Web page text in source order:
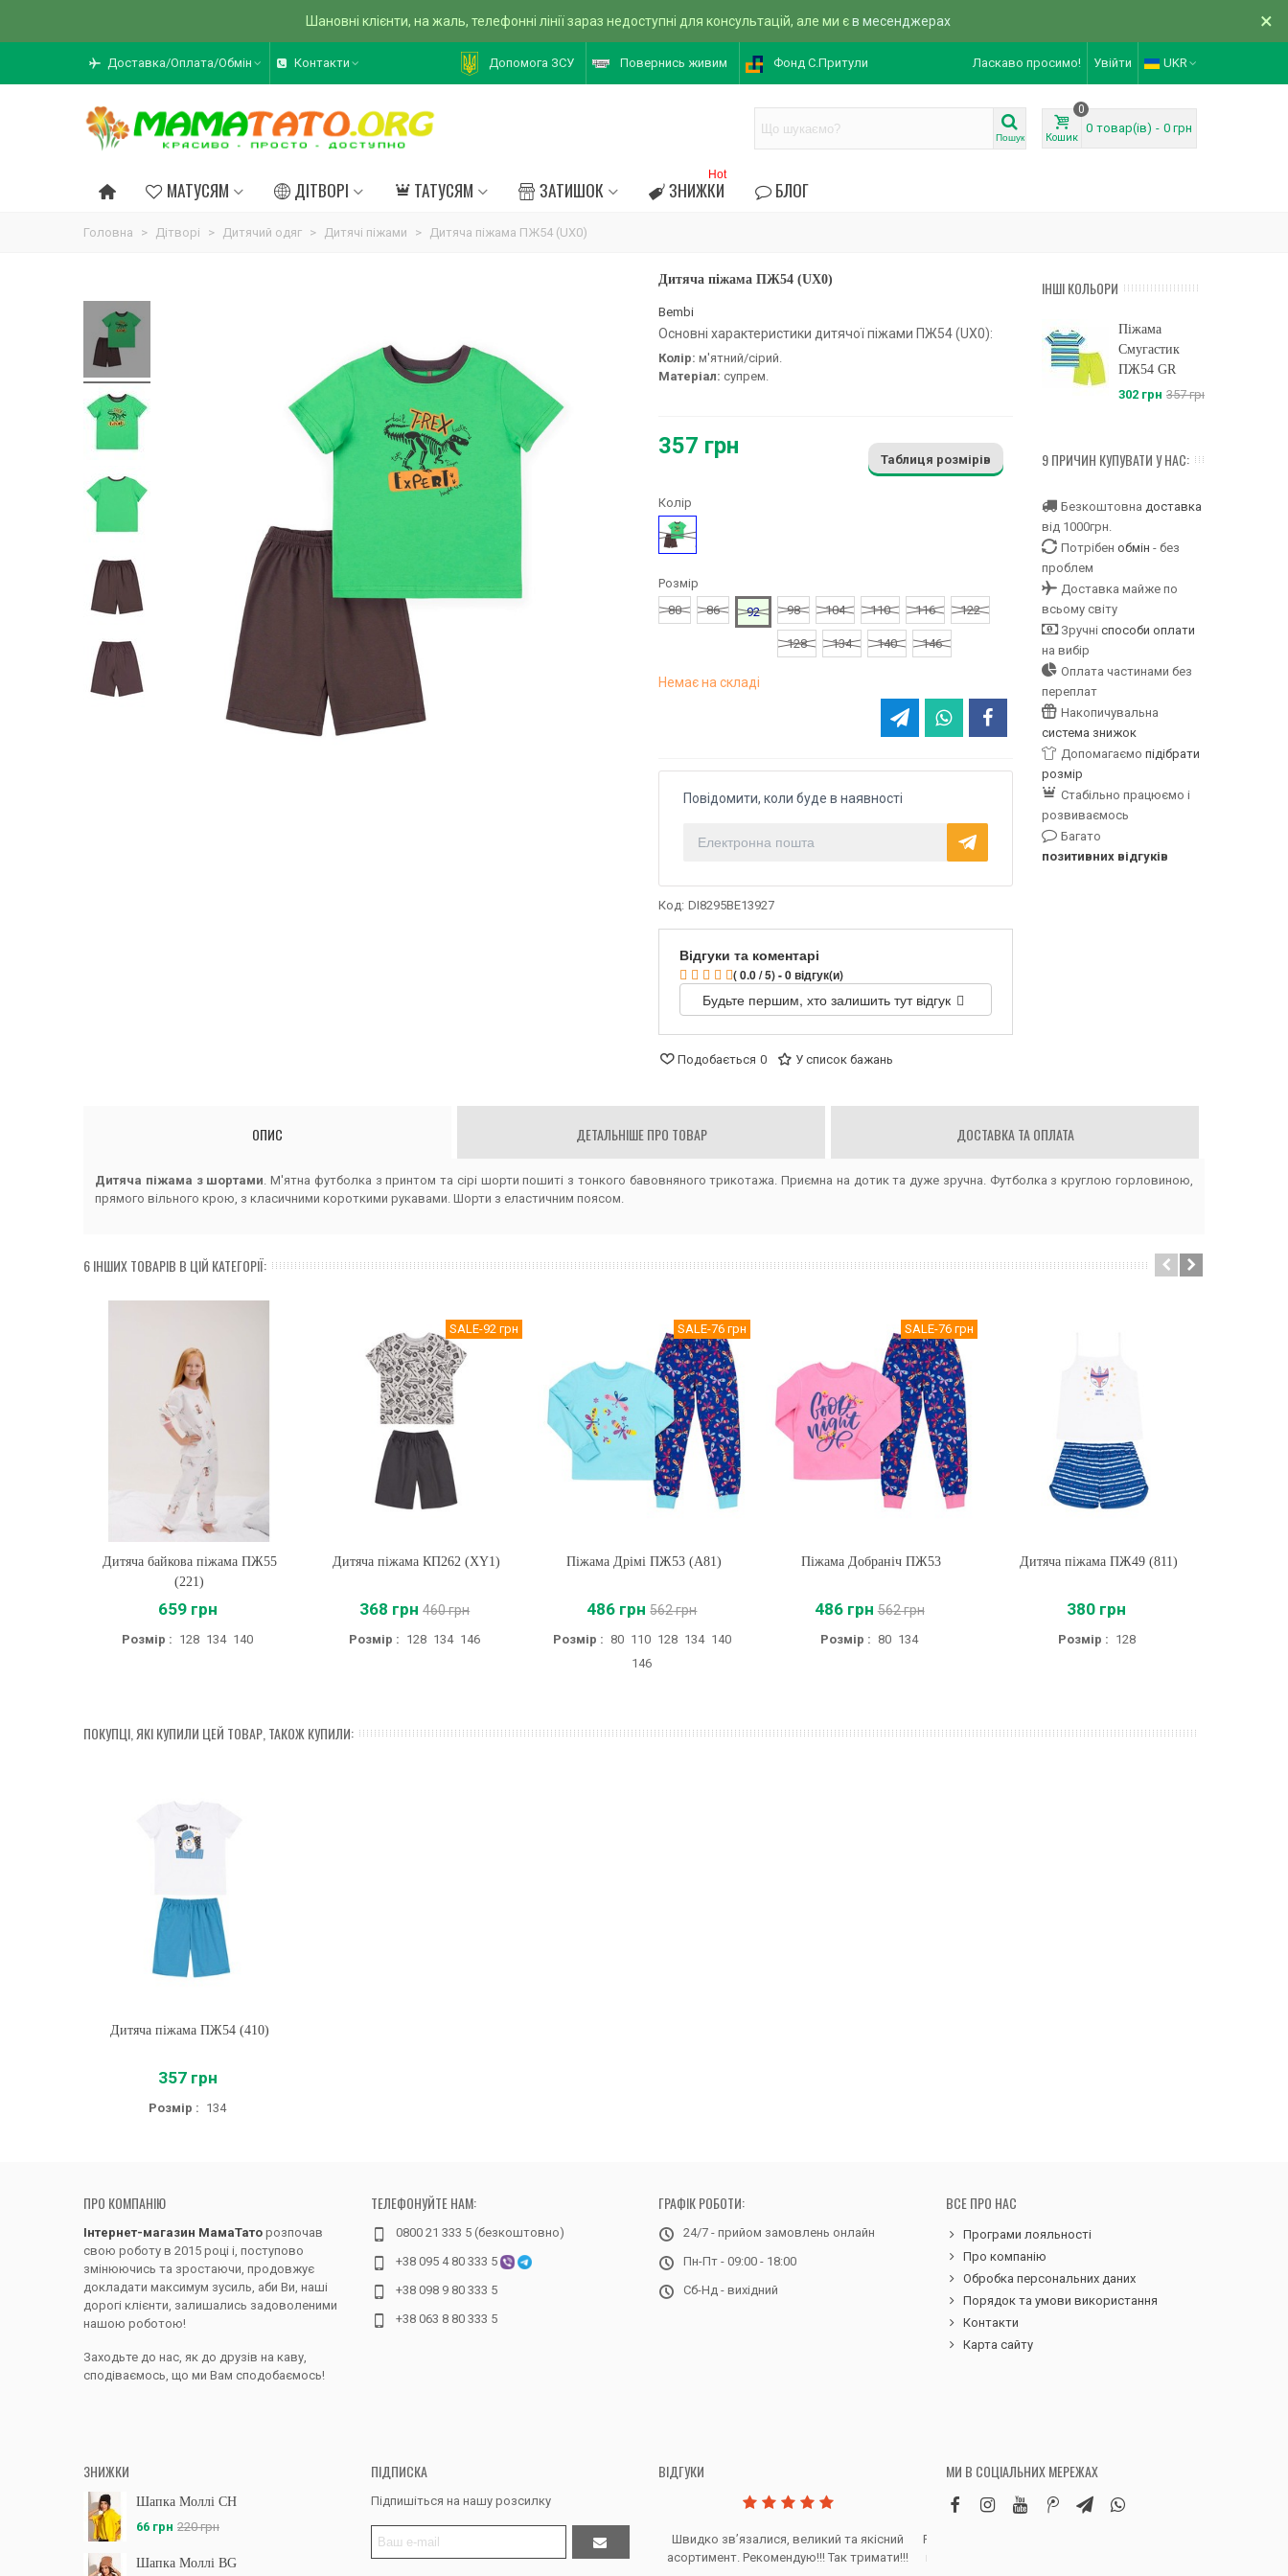
Шановні клієнти, на жаль, телефонні лінії зараз недоступні для консультацій, але ми єв месенджерах ×
Доставка/Оплата/Обмін Контакти Допомога ЗСУ Повернись живим Фонд С.Притули Ласкаво просимо! Увійти UKR
Пошук Кошик
0
0 товар(ів) - 0 грн
МАТУСЯМ ДІТВОРІ ТАТУСЯМ ЗАТИШОК ЗНИЖКИ
Hot
БЛОГ
Головна > Дітворі > Дитячий одяг > Дитячі піжами > Дитяча піжама ПЖ54 (UX0)
Дитяча піжама ПЖ54 (UX0)
Bembi
Основні характеристики дитячої піжами ПЖ54 (UX0):
Колір: м'ятний/сірий.
Матеріал: супрем.
357 грн
Таблиця розмірів
Колір
Зелений
Розмір
80
86 92 98 104 110 116 122
128 134 140 146
Немає на складі
Повідомити, коли буде в наявності
Код: DI8295BE13927
Відгуки та коментарі
( 0.0 / 5) - 0 відгук(и)
Будьте першим, хто залишить тут відгук
Подобається 0 У список бажань
ІНШІ КОЛЬОРИ
Піжама
Смугастик
ПЖ54 GR
302 грн 357 грн
9 ПРИЧИН КУПУВАТИ У НАС:
Безкоштовна доставка
від 1000грн.
Потрібен обмін - без
проблем
Доставка майже по
всьому світу
Зручні способи оплати
на вибір
Оплата частинами без
переплат
Накопичувальна
система знижок
Допомагаємо підібрати
розмір
Стабільно працюємо і
розвиваємось
Багато
позитивних відгуків
ОПИС ДЕТАЛЬНІШЕ ПРО ТОВАР ДОСТАВКА ТА ОПЛАТА
Дитяча піжама з шортами . М'ятна футболка з принтом та сірі шорти пошиті з тонкого бавовняного трикотажа. Приємна на дотик та дуже зручна. Футболка з круглою горловиною,
прямого вільного крою, з класичними короткими рукавами. Шорти з еластичним поясом.
6 ІНШИХ ТОВАРІВ В ЦІЙ КАТЕГОРІЇ:
Купити
Дитяча байкова піжама ПЖ55
(221)
659 грн
Розмір : 128 134 140
SALE-92 грн
Купити
Дитяча піжама КП262 (XY1)
368 грн 460 грн
Розмір : 128 134 146
SALE-76 грн
Купити
Піжама Дрімі ПЖ53 (A81)
486 грн 562 грн
Розмір : 80 110 128 134 140
146
SALE-76 грн
Купити
Піжама Добраніч ПЖ53
486 грн 562 грн
Розмір : 80 134
Купити
Дитяча піжама ПЖ49 (811)
380 грн
Розмір : 128
ПОКУПЦІ, ЯКІ КУПИЛИ ЦЕЙ ТОВАР, ТАКОЖ КУПИЛИ:
Купити
Дитяча піжама ПЖ54 (410)
357 грн
Розмір : 134
ПРО КОМПАНІЮ
Інтернет-магазин МамаТато розпочав
свою роботу в 2015 році і, поступово
змінюючись та зростаючи, продовжує
докладати максимум зусиль, аби Ви, наші
дорогі клієнти, залишались задоволеними
нашою роботою!
Заходьте до нас, як до друзів на каву,
сподіваємось, що ми Вам сподобаємось!
ТЕЛЕФОНУЙТЕ НАМ:
0800 21 333 5 (безкоштовно)
+38 095 4 80 333 5
+38 098 9 80 333 5
+38 063 8 80 333 5
ГРАФІК РОБОТИ:
24/7 - прийом замовлень онлайн
Пн-Пт - 09:00 - 18:00
Сб-Нд - вихідний
ВСЕ ПРО НАС
Програми лояльності
Про компанію
Обробка персональних даних
Порядок та умови використання
Контакти
Карта сайту
ЗНИЖКИ
Шапка Моллі CH
66 грн 220 грн
Шапка Моллі BG
ПІДПИСКА
Підпишіться на нашу розсилку
ВІДГУКИ
Дякую за все, продавець супер.
Швидко звʼязалися, великий та якісний
асортимент. Рекомендую!!! Так тримати!!!
Робила замовлення дитячих вельветових
штанів. Дуже вдячна магазину, доставка
МИ В СОЦІАЛЬНИХ МЕРЕЖАХ